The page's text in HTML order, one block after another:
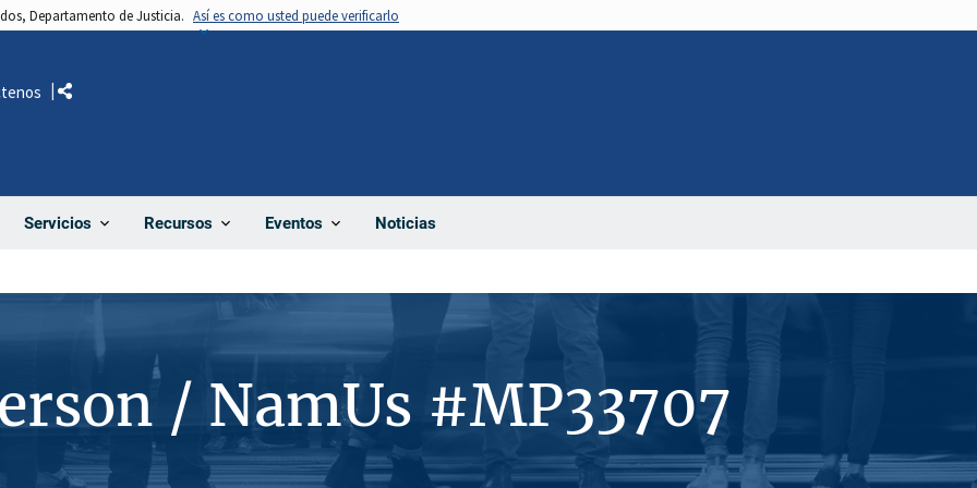
Departamento de Justicia. Así es como usted puede verificarlo
Servicios Recursos Eventos Noticias
Comparte
/ NamUs #MP33707